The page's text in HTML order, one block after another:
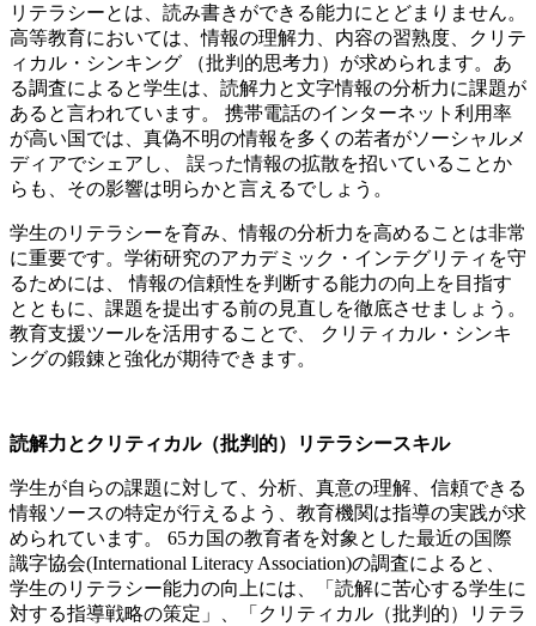
リテラシーとは、読み書きができる能力にとどまりません。
高等教育においては、情報の理解力、内容の習熟度、クリテ
ィカル・シンキング （批判的思考力）が求められます。あ
る調査によると学生は、読解力と文字情報の分析力に課題が
あると言われています。 携帯電話のインターネット利用率
が高い国では、真偽不明の情報を多くの若者がソーシャルメ
ディアでシェアし、 誤った情報の拡散を招いていることか
らも、その影響は明らかと言えるでしょう。
学生のリテラシーを育み、情報の分析力を高めることは非常
に重要です。学術研究のアカデミック・インテグリティを守
るためには、 情報の信頼性を判断する能力の向上を目指す
とともに、課題を提出する前の見直しを徹底させましょう。
教育支援ツールを活用することで、 クリティカル・シンキ
ングの鍛錬と強化が期待できます。
読解力とクリティカル（批判的）リテラシースキル
学生が自らの課題に対して、分析、真意の理解、信頼できる
情報ソースの特定が行えるよう、教育機関は指導の実践が求
められています。 65カ国の教育者を対象とした最近の国際
識字協会(International Literacy Association)の調査によると、
学生のリテラシー能力の向上には、「読解に苦心する学生に
対する指導戦略の策定」、「クリティカル（批判的）リテラ